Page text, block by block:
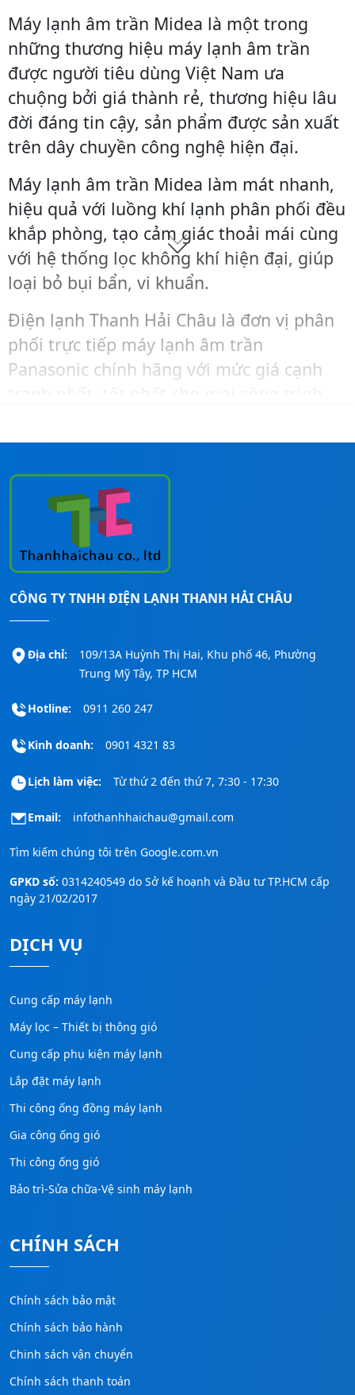
Máy lạnh âm trần Midea là một trong
những thương hiệu máy lạnh âm trần
được người tiêu dùng Việt Nam ưa
chuộng bởi giá thành rẻ, thương hiệu lâu
đời đáng tin cậy, sản phẩm được sản xuất
trên dây chuyền công nghệ hiện đại.
Máy lạnh âm trần Midea làm mát nhanh,
hiệu quả với luồng khí lạnh phân phối đều
khắp phòng, tạo cảm giác thoải mái cùng
với hệ thống lọc không khí hiện đại, giúp
loại bỏ bụi bẩn, vi khuẩn.
Điện lạnh Thanh Hải Châu là đơn vị phân
phối trực tiếp máy lạnh âm trần
Panasonic chính hãng với mức giá cạnh
với giá tốt nhất thì hãy liên hệ ngay
Thanh Hải Châu
được hỗ trợ nhanh nhất nhé!
CÔNG TY TNHH ĐIỆN LẠNH THANH HẢI CHÂU
Địa chỉ:
109/13A Huỳnh Thị Hai, Khu phố 46, Phường
Trung Mỹ Tây, TP HCM
Hotline: 0911 260 247
Kinh doanh: 0901 4321 83
Lịch làm việc: Từ thứ 2 đến thứ 7, 7:30 - 17:30
Email: infothanhhaichau@gmail.com
Tìm kiếm chúng tôi trên Google.com.vn
GPKD số: 0314240549 do Sở kế hoạnh và Đầu tư TP.HCM cấp
ngày 21/02/2017
DỊCH VỤ
Cung cấp máy lạnh
Máy lọc – Thiết bị thông gió
Cung cấp phụ kiện máy lạnh
Lắp đặt máy lạnh
Thi công ống đồng máy lạnh
Gia công ống gió
Thi công ống gió
Bảo trì-Sửa chữa-Vệ sinh máy lạnh
CHÍNH SÁCH
Chính sách bảo mật
Chính sách bảo hành
Chinh sách vận chuyển
Chính sách thanh toán